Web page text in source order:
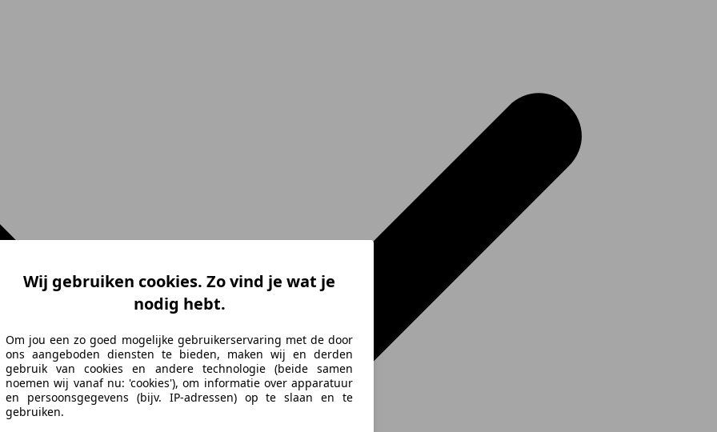
Wij gebruiken cookies. Zo vind je wat je
nodig hebt.
Om jou een zo goed mogelijke gebruikerservaring met de door
ons aangeboden diensten te bieden, maken wij en derden
gebruik van cookies en andere technologie (beide samen
noemen wij vanaf nu: 'cookies'), om informatie over apparatuur
en persoonsgegevens (bijv. IP-adressen) op te slaan en te
gebruiken.